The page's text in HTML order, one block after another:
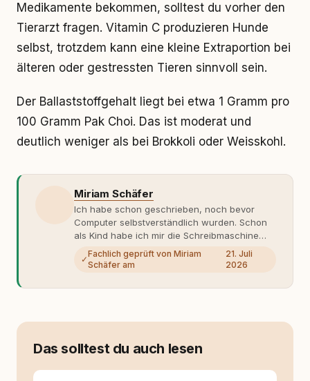
Medikamente bekommen, solltest du vorher den
Tierarzt fragen. Vitamin C produzieren Hunde
selbst, trotzdem kann eine kleine Extraportion bei
älteren oder gestressten Tieren sinnvoll sein.
Der Ballaststoffgehalt liegt bei etwa 1 Gramm pro
100 Gramm Pak Choi. Das ist moderat und
deutlich weniger als bei Brokkoli oder Weisskohl.
Miriam Schäfer
Ich habe schon geschrieben, noch bevor
Computer selbstverständlich wurden. Schon
als Kind habe ich mir die Schreibmaschine
meiner Eltern geschnappt und drauflos
getippt: Geschichten, Beobachtungen,
zu Hunde-Themen ist kein klassischer. Lange
bewusst gute Hundehaltung funktionieren
✓
Fachlich geprüft von Miriam
Schäfer am
21. Juli
2026
Das solltest du auch lesen